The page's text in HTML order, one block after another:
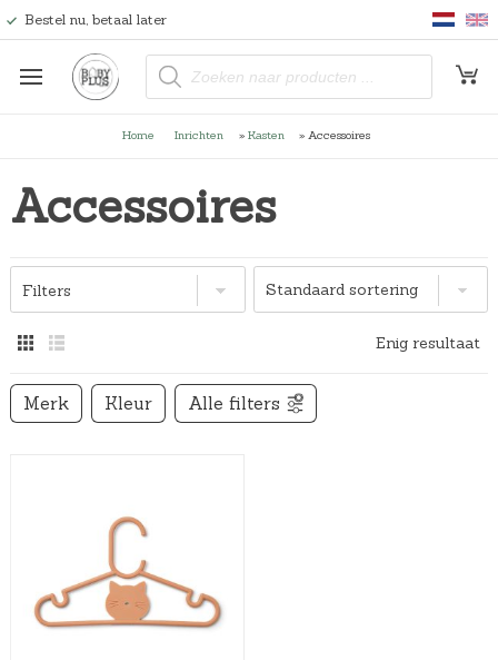
Bestel nu, betaal later
P
o
c
z
o
e
Home Inrichten » Kasten » Accessoires
Accessoires
Filters
Enig resultaat
Merk Kleur Alle filters